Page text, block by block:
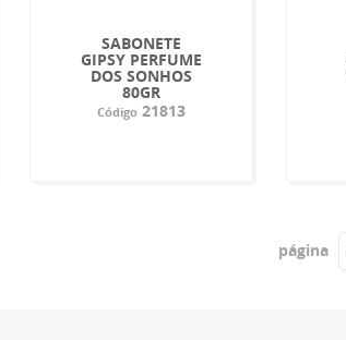
SABONETE
GIPSY PERFUME
DOS SONHOS
80GR
Código 21813
página